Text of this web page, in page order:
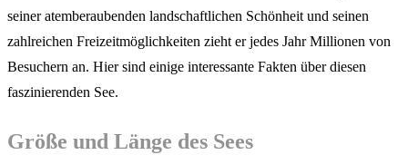
seiner atemberaubenden landschaftlichen Schönheit und seinen
zahlreichen Freizeitmöglichkeiten zieht er jedes Jahr Millionen von
Besuchern an. Hier sind einige interessante Fakten über diesen
faszinierenden See.
Größe und Länge des Sees